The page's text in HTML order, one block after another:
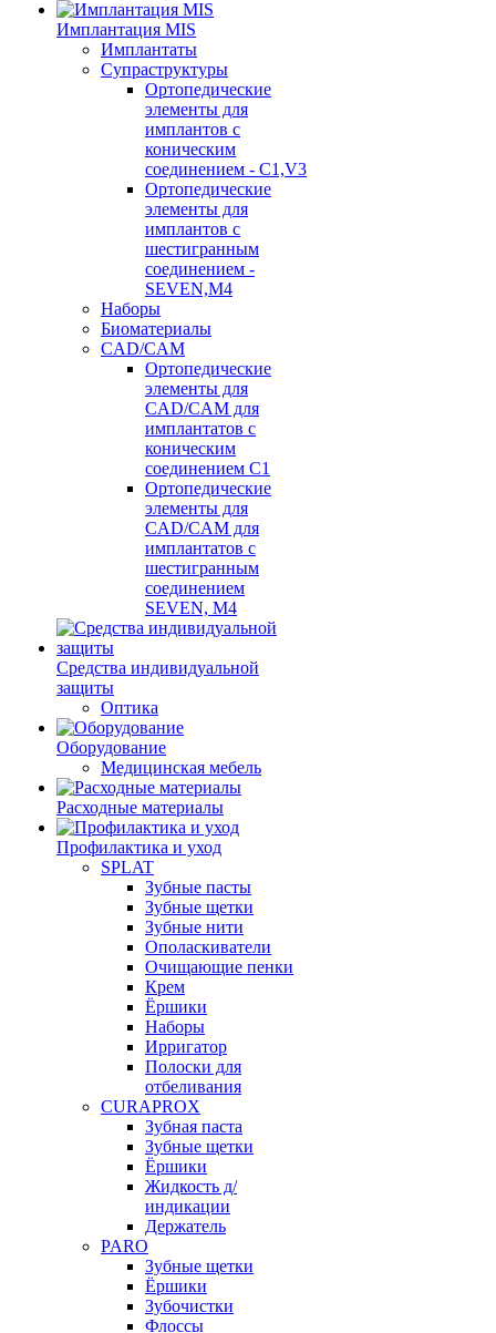
Имплантация MIS
Имплантаты
Супраструктуры
Ортопедические
элементы для
имплантов с
коническим
соединением - C1,V3
Ортопедические
элементы для
имплантов с
шестигранным
соединением -
SEVEN,M4
Наборы
Биоматериалы
CAD/CAM
Ортопедические
элементы для
CAD/CAM для
имплантатов с
коническим
соединением С1
Ортопедические
элементы для
CAD/CAM для
имплантатов с
шестигранным
соединением
SEVEN, М4
Средства индивидуальной
защиты
Оптика
Оборудование
Медицинская мебель
Расходные материалы
Профилактика и уход
SPLAT
Зубные пасты
Зубные щетки
Зубные нити
Ополаскиватели
Очищающие пенки
Крем
Ёршики
Наборы
Ирригатор
Полоски для
отбеливания
CURAPROX
Зубная паста
Зубные щетки
Ёршики
Жидкость д/
индикации
Держатель
PARO
Зубные щетки
Ёршики
Зубочистки
Флоссы